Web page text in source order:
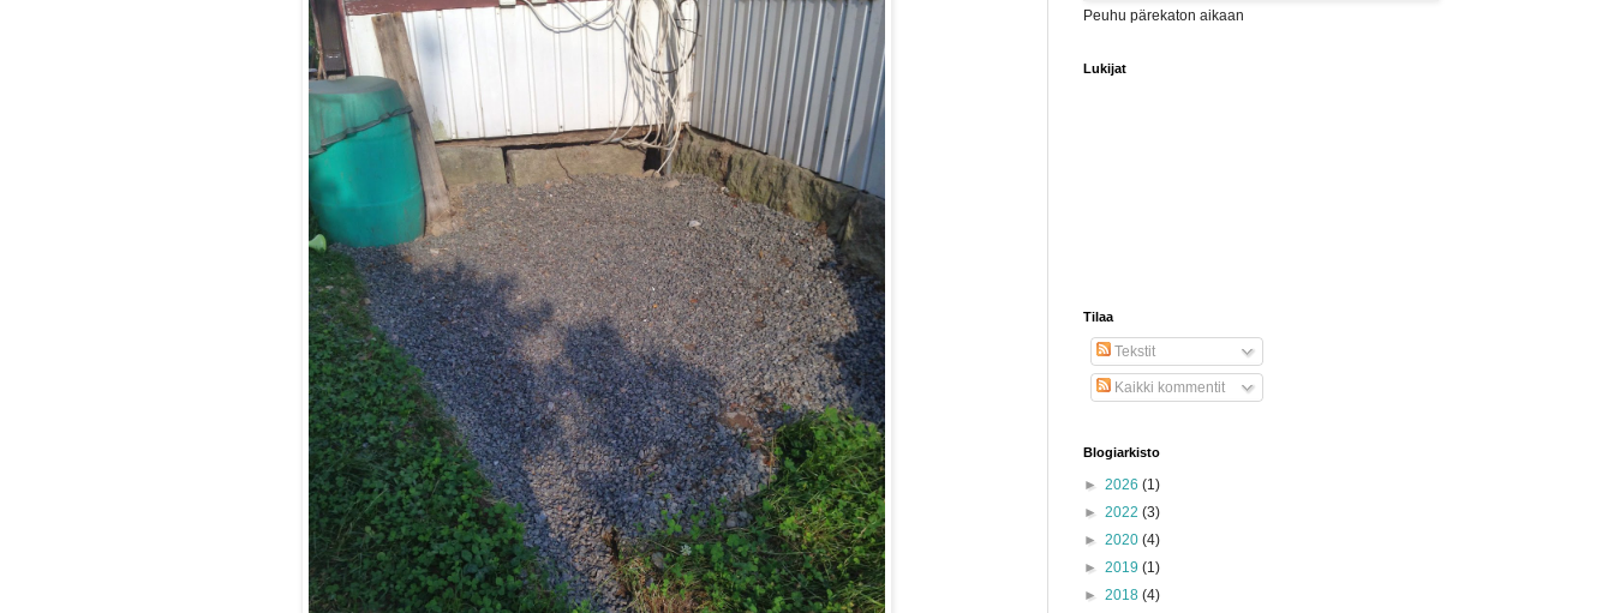
Peuhu pärekaton aikaan
Lukijat
Tilaa
Tekstit
Kaikki kommentit
Blogiarkisto
► 2026 (1)
► 2022 (3)
► 2020 (4)
► 2019 (1)
► 2018 (4)